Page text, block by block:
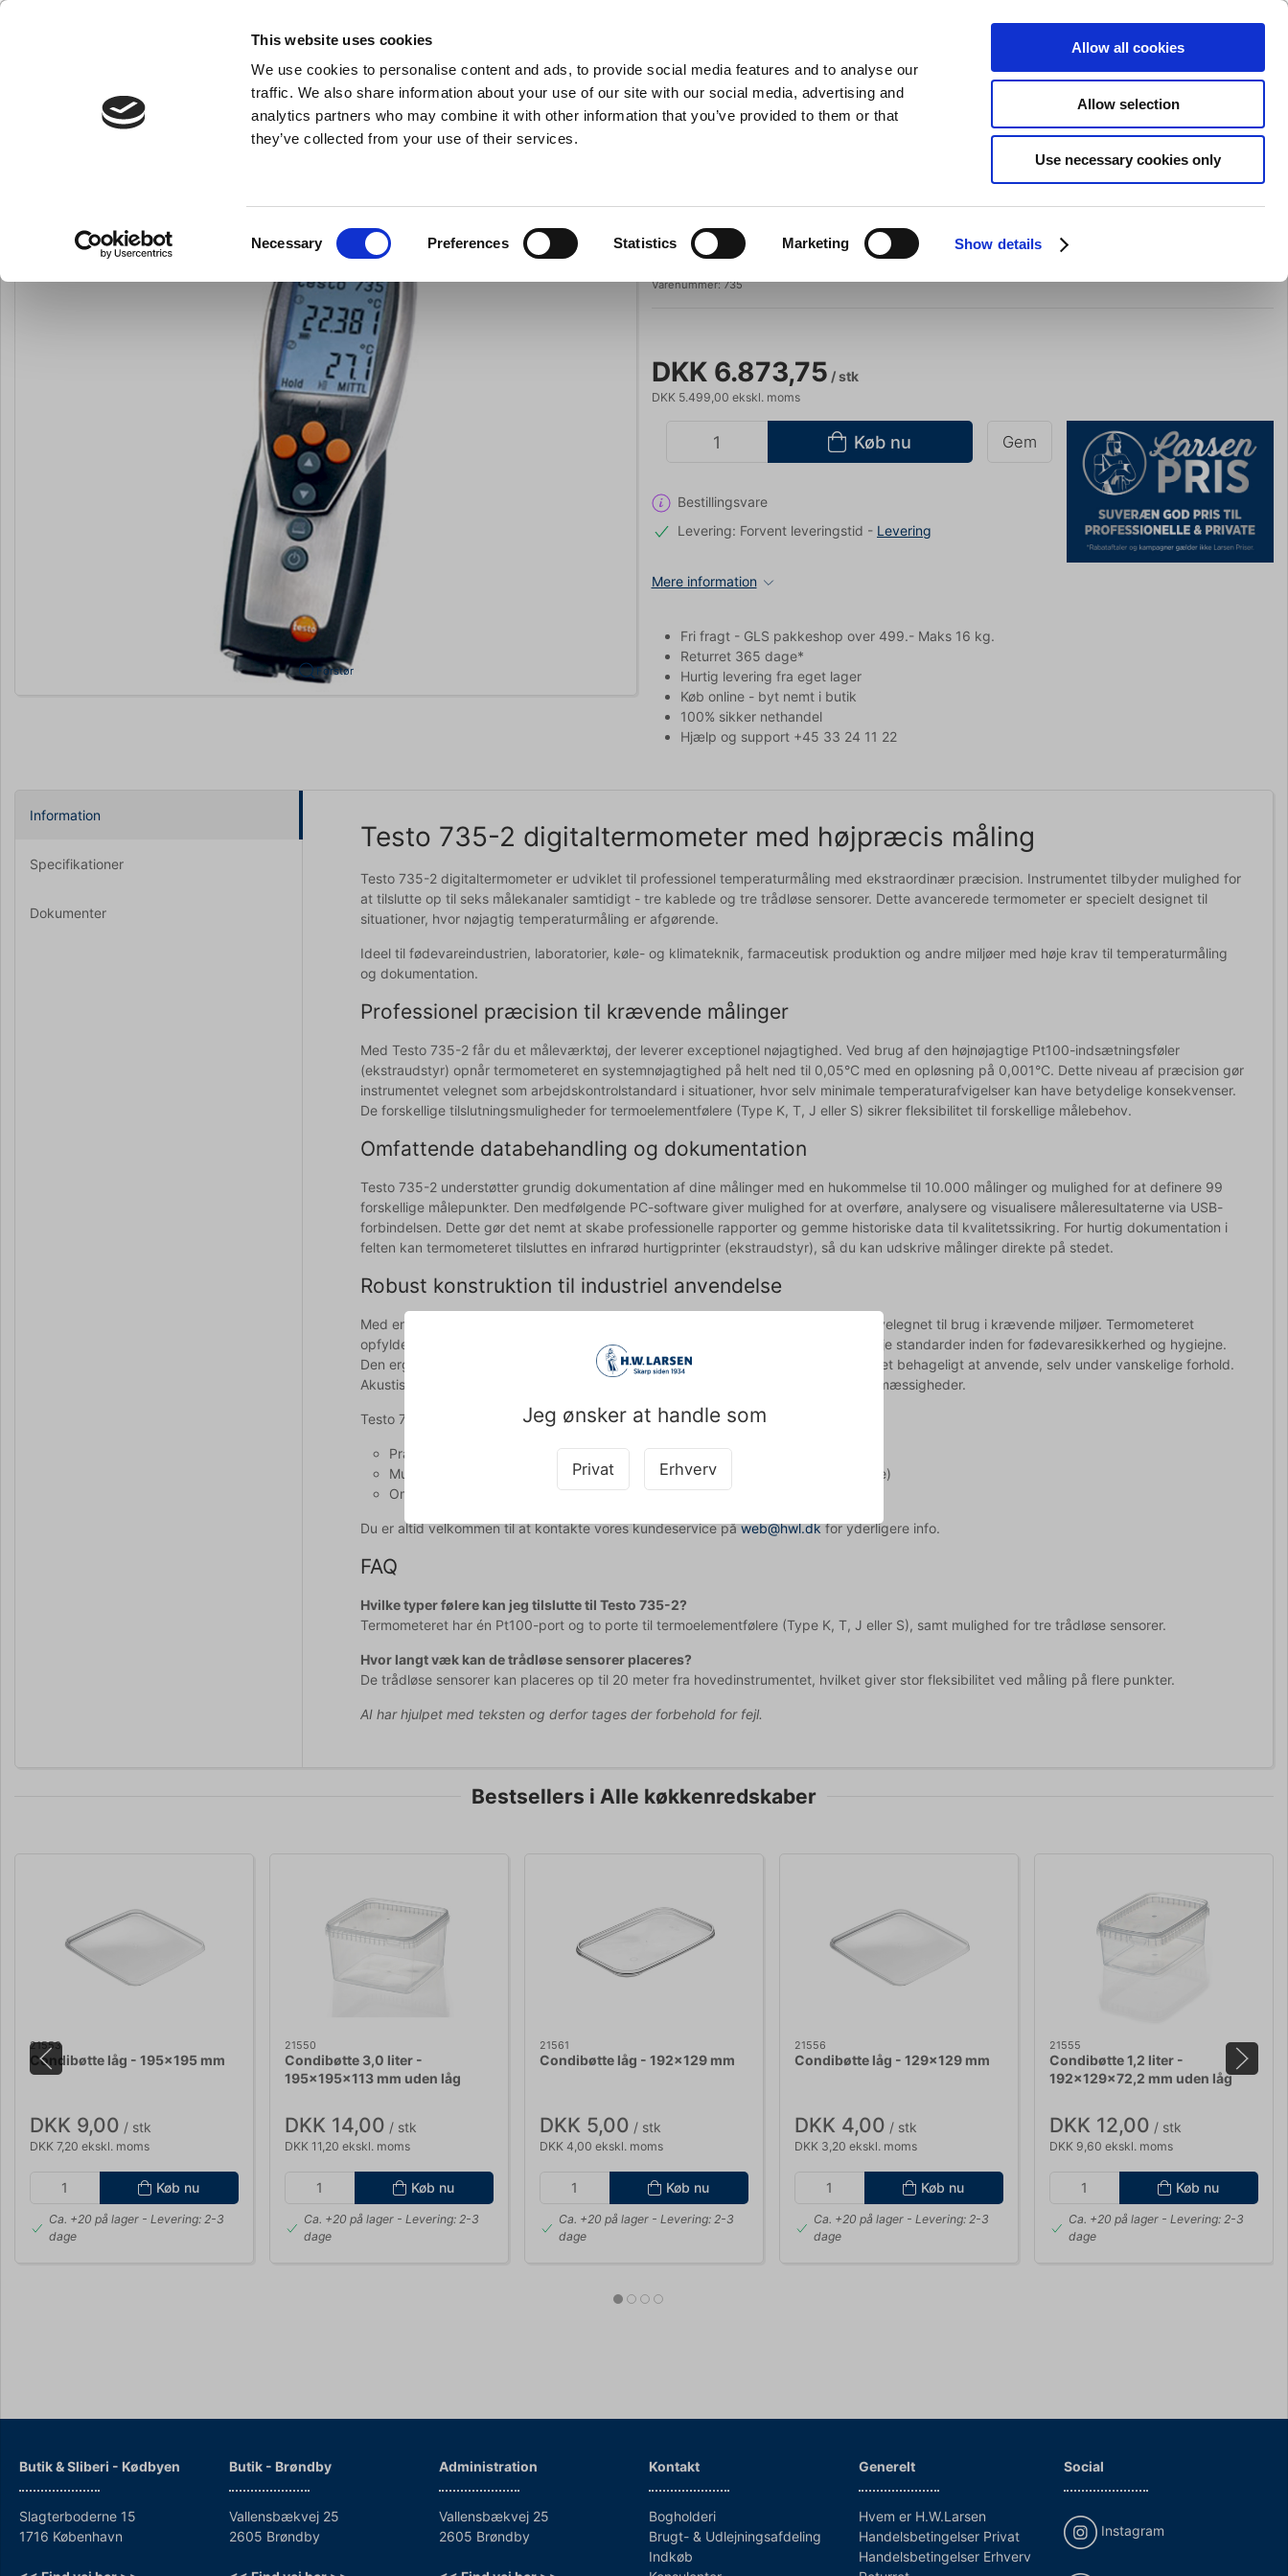
This website uses cookies
We use cookies to personalise content and ads, to provide social media features and to analyse our
traffic. We also share information about your use of our site with our social media, advertising and
analytics partners who may combine it with other information that you’ve provided to them or that
they’ve collected from your use of their services.
Necessary Preferences Statistics Marketing Show details
Allow all cookies
Allow selection
Use necessary cookies only
- Køkkenudstyr til professionelle og entusiaster Søg Indkøbskurv (0)
Køkkenredskaber Gryder & Pander Grill Barudstyr Tilbud Brands Slibning
Jeg ønsker at handle som
Privat Erhverv
LARSEN PRIS
Forstør
Digitaltermometer T735
Varenummer:735
DKK 6.873,75 / stk
DKK 5.499,00 ekskl. moms
Køb nu Gem
Bestillingsvare
Levering: Forvent leveringstid - Levering
Mere information
Fri fragt - GLS pakkeshop over 499.- Maks 16 kg.
Returret 365 dage*
Hurtig levering fra eget lager
Køb online - byt nemt i butik
100% sikker nethandel
Hjælp og support +45 33 24 11 22
Information
Specifikationer
Dokumenter
Testo 735-2 digitaltermometer med højpræcis måling
Testo 735-2 digitaltermometer er udviklet til professionel temperaturmåling med ekstraordinær præcision. Instrumentet tilbyder mulighed for
at tilslutte op til seks målekanaler samtidigt - tre kablede og tre trådløse sensorer. Dette avancerede termometer er specielt designet til
situationer, hvor nøjagtig temperaturmåling er afgørende.
Ideel til fødevareindustrien, laboratorier, køle- og klimateknik, farmaceutisk produktion og andre miljøer med høje krav til temperaturmåling
og dokumentation.
Professionel præcision til krævende målinger
Med Testo 735-2 får du et måleværktøj, der leverer exceptionel nøjagtighed. Ved brug af den højnøjagtige Pt100-indsætningsføler
(ekstraudstyr) opnår termometeret en systemnøjagtighed på helt ned til 0,05°C med en opløsning på 0,001°C. Dette niveau af præcision gør
instrumentet velegnet som arbejdskontrolstandard i situationer, hvor selv minimale temperaturafvigelser kan have betydelige konsekvenser.
De forskellige tilslutningsmuligheder for termoelementfølere (Type K, T, J eller S) sikrer fleksibilitet til forskellige målebehov.
Omfattende databehandling og dokumentation
Testo 735-2 understøtter grundig dokumentation af dine målinger med en hukommelse til 10.000 målinger og mulighed for at definere 99
forskellige målepunkter. Den medfølgende PC-software giver mulighed for at overføre, analysere og visualisere måleresultaterne via USB-
forbindelsen. Dette gør det nemt at skabe professionelle rapporter og gemme historiske data til kvalitetssikring. For hurtig dokumentation i
felten kan termometeret tilsluttes en infrarød hurtigprinter (ekstraudstyr), så du kan udskrive målinger direkte på stedet.
Robust konstruktion til industriel anvendelse
Med en IP65-klassificering er Testo 735-2 både støv- og vandtæt, hvilket gør det velegnet til brug i krævende miljøer. Termometeret
opfylder både EN 13485 og HACCP-kravene, hvilket sikrer, at det lever op til de høje standarder inden for fødevaresikkerhed og hygiejne.
Den ergonomiske udformning med et stort baggrundsbelyst display gør instrumentet behageligt at anvende, selv under vanskelige forhold.
Akustiske alarmer advarer om kritiske værdier, så du kan reagere hurtigt på uregelmæssigheder.
Testo 735-2 digitaltermometer giver dig:
Præcis måling med nøjagtighed ned til 0,05°C ved brug af Pt100-føler
Mulighed for samtidig måling med op til seks sensorer (tre kablede, tre trådløse)
Omfattende datalagring og analysemuligheder med plads til 10.000 målinger
Du er altid velkommen til at kontakte vores kundeservice påweb@hwl.dkfor yderligere info.
FAQ
Hvilke typer følere kan jeg tilslutte til Testo 735-2?
Termometeret har én Pt100-port og to porte til termoelementfølere (Type K, T, J eller S), samt mulighed for tre trådløse sensorer.
Hvor langt væk kan de trådløse sensorer placeres?
De trådløse sensorer kan placeres op til 20 meter fra hovedinstrumentet, hvilket giver stor fleksibilitet ved måling på flere punkter.
AI har hjulpet med teksten og derfor tages der forbehold for fejl.
Bestsellers i Alle køkkenredskaber
21553
Condibøtte låg - 195x195 mm
DKK 9,00 / stk
DKK 7,20 ekskl. moms
Køb nu
Ca. +20 på lager- Levering: 2-3
dage
21550
Condibøtte 3,0 liter -
195x195x113 mm uden låg
DKK 14,00 / stk
DKK 11,20 ekskl. moms
Køb nu
Ca. +20 på lager- Levering: 2-3
dage
21561
Condibøtte låg - 192x129 mm
DKK 5,00 / stk
DKK 4,00 ekskl. moms
Køb nu
Ca. +20 på lager- Levering: 2-3
dage
21556
Condibøtte låg - 129x129 mm
DKK 4,00 / stk
DKK 3,20 ekskl. moms
Køb nu
Ca. +20 på lager- Levering: 2-3
dage
21555
Condibøtte 1,2 liter -
192x129x72,2 mm uden låg
DKK 12,00 / stk
DKK 9,60 ekskl. moms
Køb nu
Ca. +20 på lager- Levering: 2-3
dage
Butik & Sliberi - Kødbyen
Slagterboderne 15
1716 København
Butik - Brøndby
Vallensbækvej 25
2605 Brøndby
Administration
Vallensbækvej 25
2605 Brøndby
Kontakt
Bogholderi
Brugt- & Udlejningsafdeling
Indkøb
Generelt
Hvem er H.W.Larsen
Handelsbetingelser Privat
Handelsbetingelser Erhverv
Social
Instagram